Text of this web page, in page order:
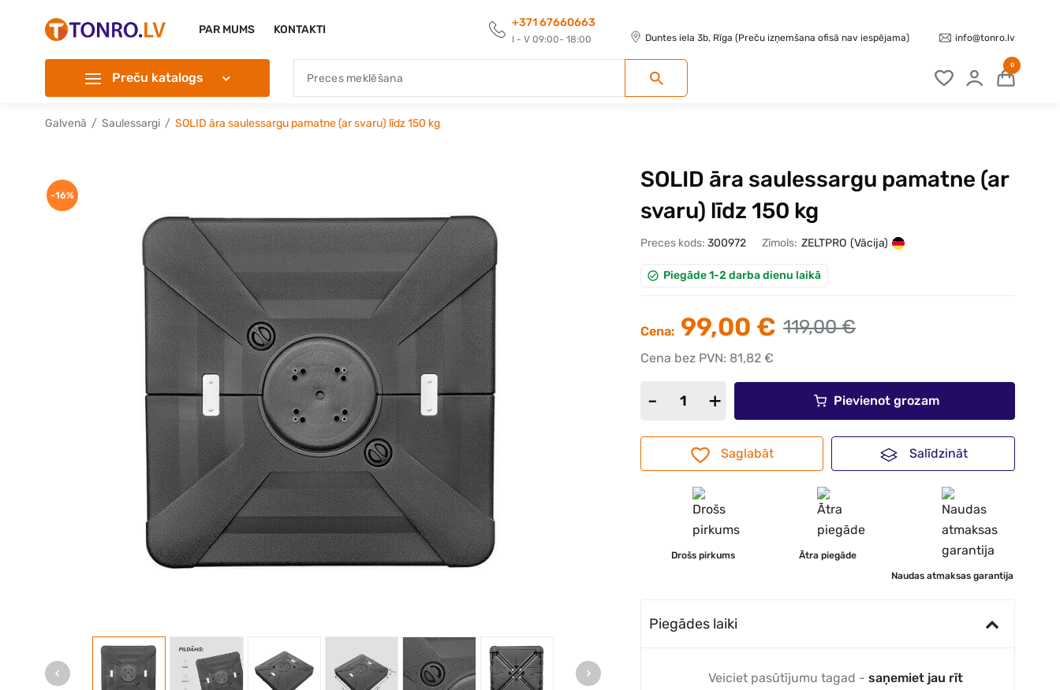
PAR MUMS KONTAKTI
+371 67660663
I - V 09:00- 18:00 Duntes iela 3b, Rīga (Preču izņemšana ofisā nav iespējama) info@tonro.lv
Preču katalogs
0
Galvenā Saulessargi SOLID āra saulessargu pamatne (ar svaru) līdz 150 kg
-16%
SOLID āra saulessargu pamatne (ar
svaru) līdz 150 kg
Preces kods: 300972 Zīmols: ZELTPRO (Vācija)
Piegāde 1-2 darba dienu laikā
Cena: 99,00 € 119,00 €
Cena bez PVN: 81,82 €
Pievienot grozam
Saglabāt Salīdzināt
Drošs pirkums
Ātra piegāde
Naudas atmaksas garantija
Piegādes laiki
Veiciet pasūtījumu tagad -saņemiet jau rīt